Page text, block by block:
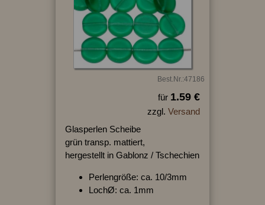
Best.Nr.:47186
für 1.59 €
zzgl. Versand
Glasperlen Scheibe
grün transp. mattiert,
hergestellt in Gablonz / Tschechien
Perlengröße: ca. 10/3mm
LochØ: ca. 1mm